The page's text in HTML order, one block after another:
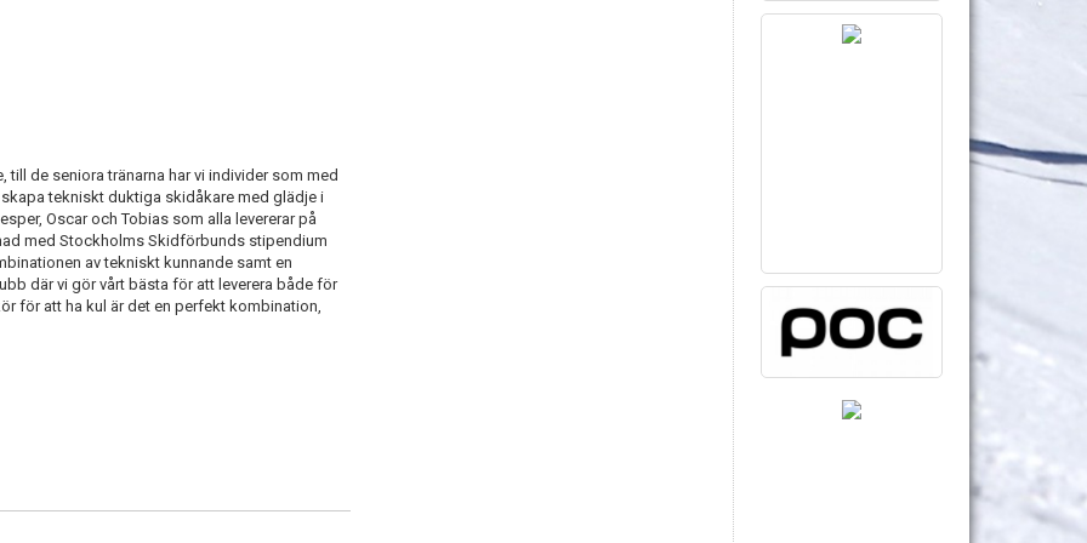
de seniora tränarna har vi individer som med
tekniskt duktiga skidåkare med glädje i
Oscar och Tobias som alla levererar på
med Stockholms Skidförbunds stipendium
av tekniskt kunnande samt en
där vi gör vårt bästa för att leverera både för
för att ha kul är det en perfekt kombination,